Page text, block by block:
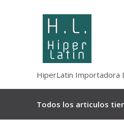
HiperLatin Importadora
Todos los articulos